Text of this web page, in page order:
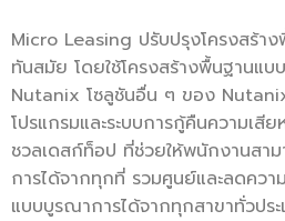
Micro Leasing ปรับปรุงโครงสร้า
ทันสมัย โดยใช้โครงสร้างพื้นฐานแบ
Nutanix โซลูชันอื่น ๆ ของ
โปรแกรมและระบบการกู้คืนความเสี
ชวลเดสก์ท็อป ที่ช่วยให้พนักงานสา
การได้จากทุกที่ รวมศูนย์และลดคว
แบบบูรณาการได้จากทุกสาขาทั่วประ